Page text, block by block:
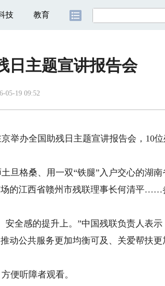
技 教育
日主题宣讲报告会
05-19 09:52
办全国助残日主题宣讲报告会，10
格桑、用一双“铁腿”入户交心的湖南
的江西省赣州市残联理事长何清平……
全感的提升上。”中国残联负责人表示
动公共服务更加均衡可及、关爱帮扶
便听障者观看。